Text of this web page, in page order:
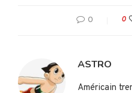
0 0
ASTRO
Américain